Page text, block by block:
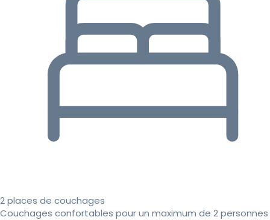
2 places de couchages
Couchages confortables pour un maximum de 2 personnes